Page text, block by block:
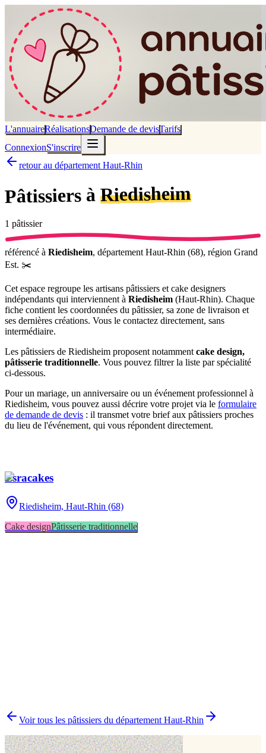
L'annuaireRéalisationsDemande de devisTarifs
ConnexionS'inscrire
retour au département Haut-Rhin
Pâtissiers àRiedisheim
1 pâtissier
référencé à Riedisheim, département Haut-Rhin (68), région Grand
Est. ✂️
Cet espace regroupe les artisans pâtissiers et cake designers
indépendants qui interviennent à Riedisheim (Haut-Rhin). Chaque
fiche contient les coordonnées du pâtissier, sa zone de livraison et
ses dernières créations. Vous le contactez directement, sans
intermédiaire.
Les pâtissiers de Riedisheim proposent notamment cake design,
pâtisserie traditionnelle. Vous pouvez filtrer la liste par spécialité
ci-dessous.
Pour un mariage, un anniversaire ou un événement professionnel à
Riedisheim, vous pouvez aussi décrire votre projet via le formulaire
de demande de devis : il transmet votre brief aux pâtissiers proches
du lieu de l'événement, qui vous répondent directement.
Esracakes
Riedisheim, Haut-Rhin (68)
Cake designPâtisserie traditionnelle
Comment comparer plusieurs pâtissiers en une fois ?
Voir tous les pâtissiers du département Haut-Rhin